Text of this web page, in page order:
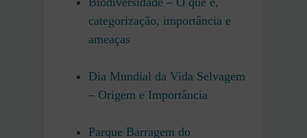
categorização, importância e
ameaças
Dia Mundial da Vida Selvagem
– Origem e Importância
Parque Barragem do